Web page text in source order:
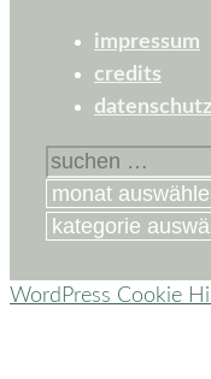
impressum
credits
suchen
nach:
kategorien
WordPress Cookie